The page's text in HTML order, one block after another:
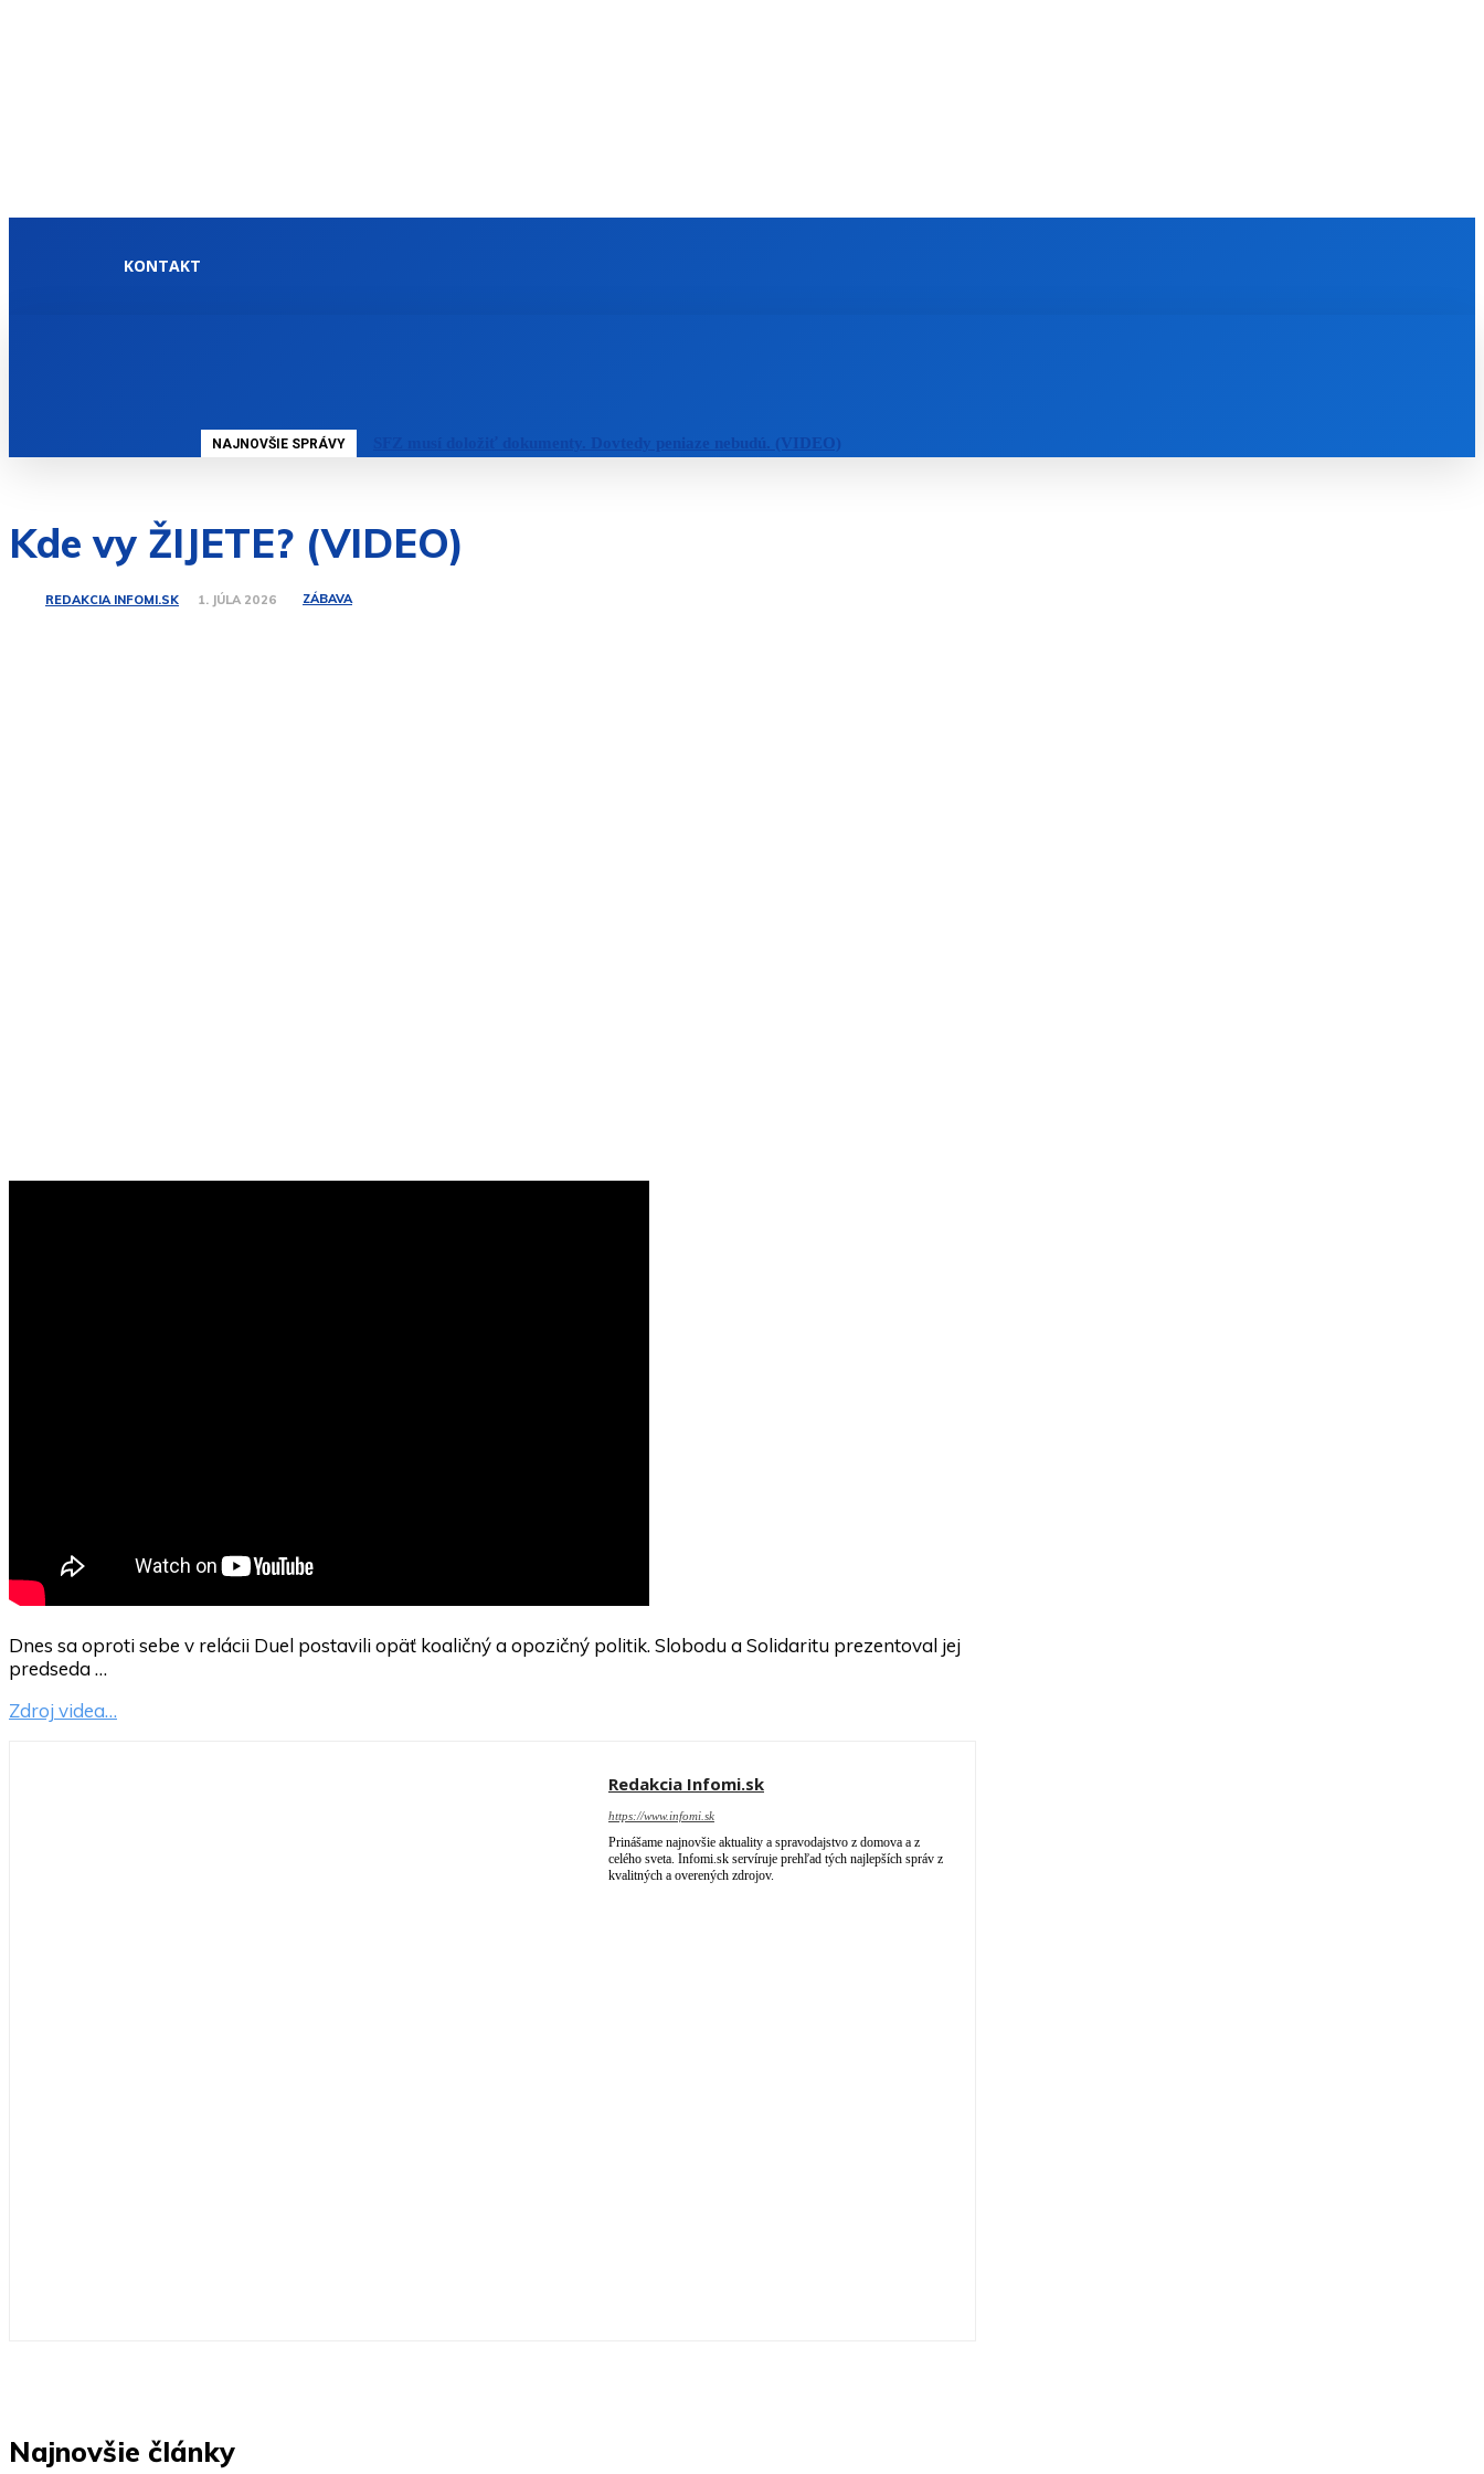
KONTAKT
NAJNOVŠIE SPRÁVY SFZ musí doložiť dokumenty. Dovtedy peniaze nebudú. (VIDEO)
Kde vy ŽIJETE? (VIDEO)
REDAKCIA INFOMI.SK 1. JÚLA 2026 ZÁBAVA
Dnes sa oproti sebe v relácii Duel postavili opäť koaličný a opozičný politik. Slobodu a Solidaritu prezentoval jej
predseda …
Zdroj videa…
Redakcia Infomi.sk
https://www.infomi.sk
Prinášame najnovšie aktuality a spravodajstvo z domova a z
celého sveta. Infomi.sk servíruje prehľad tých najlepších správ z
kvalitných a overených zdrojov.
Najnovšie články